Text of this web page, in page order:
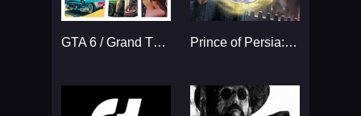
GTA 6 / Grand Theft Auto VI Prince of Persia: The Sands